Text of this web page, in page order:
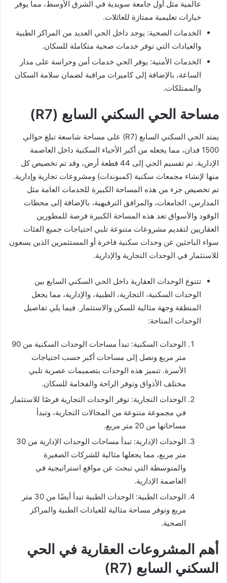
عالمية مثل أول جامعة سويدية في الشرق الأوسط، مما يوفر
خيارات تعليمية ممتازة للعائلات.
الخدمات الصحية: يوجد داخل الحي العديد من المراكز الطبية
والعيادات التي توفر خدمات صحية متكاملة للسكان.
الخدمات الأمنية: يوفر الحي خدمات أمن وحراسة على مدار
الساعة، بالإضافة إلى كاميرات مراقبة لضمان سلامة السكان
والممتلكات.
مساحة الحي السكني السابع (R7)
يمتد الحي السكني السابع (R7) على مساحة شاسعة تبلغ حوالي
1500 فدان، مما يجعله من أكبر الأحياء السكنية داخل العاصمة
الإدارية. تم تقسيم الحي إلى 44 قطعة أرض، وقد تم تخصيص كل
منها لإنشاء مجمعات سكنية (كمبوندات) ومشروعات تجارية وإدارية.
تم تخصيص جزء من هذه المساحة الكبيرة للخدمات العامة مثل
المدارس، الجامعات، والمرافق الترفيهية، بالإضافة إلى محطات
الوقود والأسواق تعد هذه المساحة الكبيرة فرصة للمطورين
العقاريين لتقديم مشروعات متنوعة تلبي احتياجات جميع الفئات
سواء الباحثين عن وحدات سكنية فاخرة أو المستثمرين الذين يسعون
للاستثمار في الوحدات التجارية والإدارية.
تتنوع الوحدات العقارية داخل الحي السكني السابع بين
الوحدات السكنية، التجارية، الطبية، والإدارية، مما يجعل
المنطقة وجهة مثالية للسكن والاستثمار. فيما يلي تفاصيل
الوحدات المتاحة:
الوحدات السكنية: تبدأ مساحات الوحدات السكنية من 90
متر مربع وتصل إلى مساحات أكبر حسب احتياجات
الأسرة. تتميز هذه الوحدات بتصميمات عصرية تلبي
مختلف الأذواق وتوفر الراحة والفخامة للسكان.
الوحدات التجارية: توفر الوحدات التجارية فرصًا للاستثمار
في مجموعة متنوعة من المجالات التجارية، وتبدأ
مساحاتها من 20 متر مربع.
الوحدات الإدارية: تبدأ مساحات الوحدات الإدارية من 30
متر مربع، مما يجعلها مثالية للشركات الصغيرة
والمتوسطة التي تبحث عن مواقع استراتيجية في
العاصمة الإدارية.
الوحدات الطبية: الوحدات الطبية تبدأ أيضًا من 30 متر
مربع وتوفر مساحة مثالية للعيادات الطبية والمراكز
الصحية.
أهم المشروعات العقارية في الحي
السكني السابع (R7)